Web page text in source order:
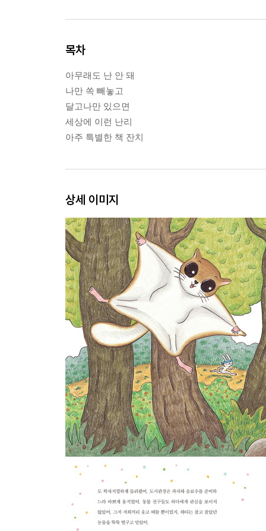
목차
아무래도 난 안 돼
나만 쏙 빼놓고
달고나만 있으면
세상에 이런 난리
아주 특별한 책 잔치
상세 이미지